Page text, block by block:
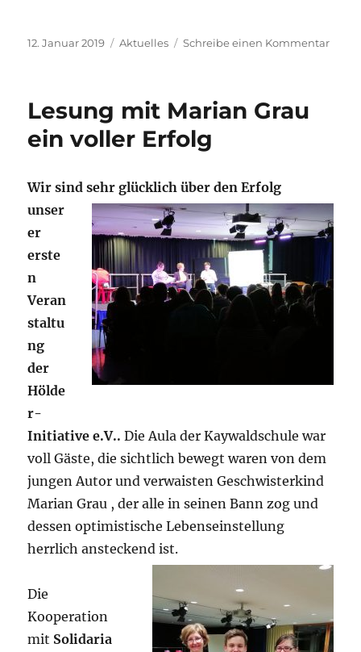
Veröffentlicht
12. Januar 2019 Kategorien
Aktuelles Schreibe einen Kommentarzu
Lesung mit Marian Grau
ein voller Erfolg
Wir sind sehr glücklich über den Erfolg
unser
er
erste
n
Veran
staltu
ng
der
Hölde
r-
Initiative e.V.. Die Aula der Kaywaldschule war
voll Gäste, die sichtlich bewegt waren von dem
jungen Autor und verwaisten Geschwisterkind
Marian Grau , der alle in seinen Bann zog und
dessen optimistische Lebenseinstellung
herrlich ansteckend ist.
Die
Kooperation
mit Solidaria